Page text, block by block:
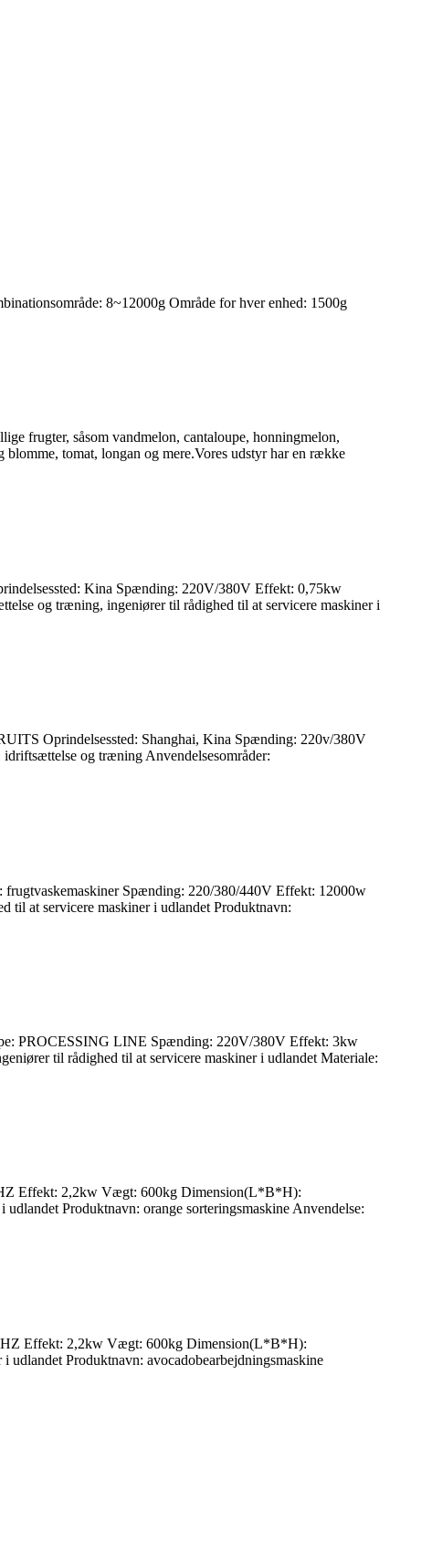
8~12000g Område for hver enhed: 1500g
frugter, såsom vandmelon, cantaloupe, honningmelon,
tomat, longan og mere.Vores udstyr har en række
Kina Spænding: 220V/380V Effekt: 0,75kw
og træning, ingeniører til rådighed til at servicere maskiner i
Oprindelsessted: Shanghai, Kina Spænding: 220v/380V
og træning Anvendelsesområder:
Spænding: 220/380/440V Effekt: 12000w
at servicere maskiner i udlandet Produktnavn:
PROCESSING LINE Spænding: 220V/380V Effekt: 3kw
til rådighed til at servicere maskiner i udlandet Materiale:
Effekt: 2,2kw Vægt: 600kg Dimension(L*B*H):
Produktnavn: orange sorteringsmaskine Anvendelse:
Effekt: 2,2kw Vægt: 600kg Dimension(L*B*H):
Produktnavn: avocadobearbejdningsmaskine